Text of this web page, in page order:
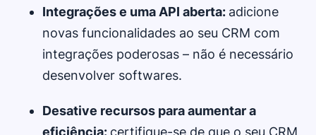
Integrações e uma API aberta: adicione
novas funcionalidades ao seu CRM com
integrações poderosas – não é necessário
desenvolver softwares.
Desative recursos para aumentar a